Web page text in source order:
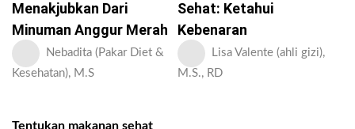
Menakjubkan Dari
Minuman Anggur Merah
Nebadita (Pakar Diet &
Kesehatan), M.S
Sehat: Ketahui
Kebenaran
Lisa Valente (ahli gizi),
M.S., RD
Tentukan makanan sehat